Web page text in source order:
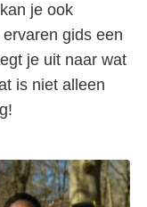
je ook
gids een
je uit naar wat
is niet alleen